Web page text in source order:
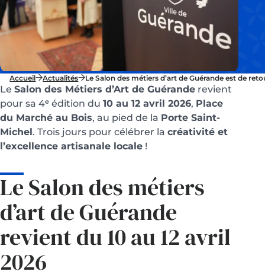
Accueil Actualités Le Salon des métiers d’art de Guérande est de
Le Salon des Métiers d’Art de Guérande revient
pour sa 4ᵉ édition du 10 au 12 avril 2026, Place
du Marché au Bois, au pied de la Porte Saint-
Michel. Trois jours pour célébrer la créativité et
l’excellence artisanale locale !
Le Salon des métiers
d’art de Guérande
revient du 10 au 12 avril
2026